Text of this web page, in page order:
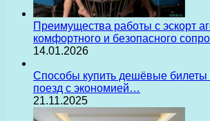
Преимущества работы с эскорт
комфортного и безопасного
14.01.2026
Способы купить дешёвые билеты
поезд с экономией…
21.11.2025